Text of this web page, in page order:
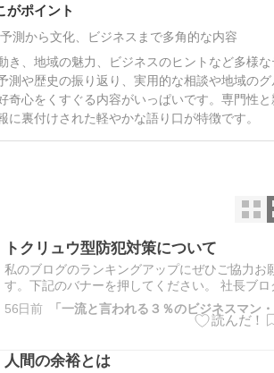
がポイント
測から文化、ビジネスまで多角的な内容
き、地域の魅力、ビジネスのヒントなど多様
測や歴史の振り返り、実用的な相談や地域の
奇心をくすぐる内容がいっぱいです。専門性
に裏付けされた軽やかな語り口が特徴です。
トクリュウ型防犯対策について
私のブログのランキングアップにぜひご協力お
す。下記のバナーを押してください。 社長ブロ
ング 仙台市ランキング こちらもよろしくお願
にほんブログ村 仙台に転居して一年以上にな
ある地域です。 …
56日前
人間の余裕とは